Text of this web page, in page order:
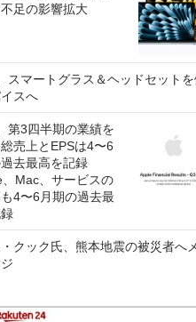
不足の影響拡大
スマートグラス＆ヘッドセットを
スへ
第3四半期の業績を
売上とEPSは4〜6
過去最高を記録
、Mac、サービスの
4〜6月期の過去最
クック氏、熊本地震の被災者へ